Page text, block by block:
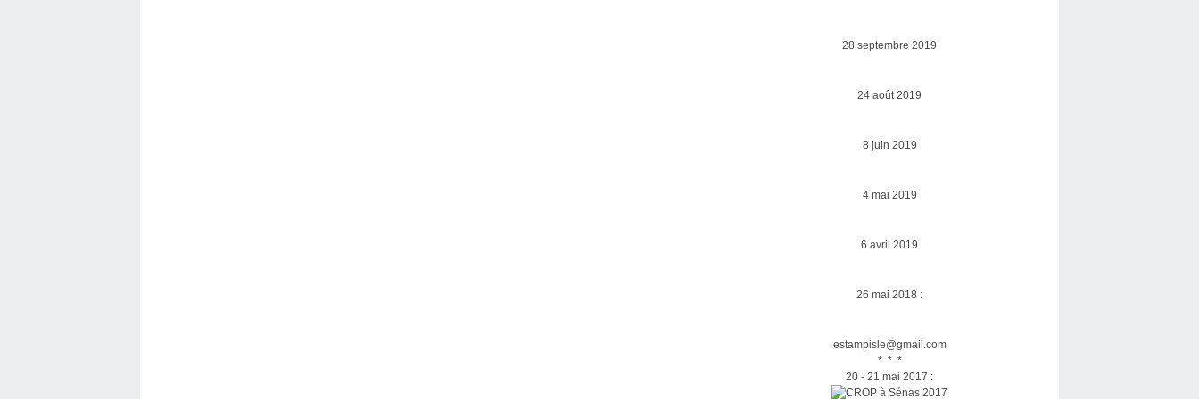
28 septembre 2019
24 août 2019
8 juin 2019
4 mai 2019
6 avril 2019
26 mai 2018 :
estampisle@gmail.com
* * *
20 - 21 mai 2017 :